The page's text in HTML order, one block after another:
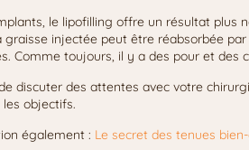
le lipofilling offre un résultat plus
graisse injectée peut être réabsorbée
Comme toujours, il y a des pour et des
discuter des attentes avec votre
objectifs.
également : Le secret des tenues